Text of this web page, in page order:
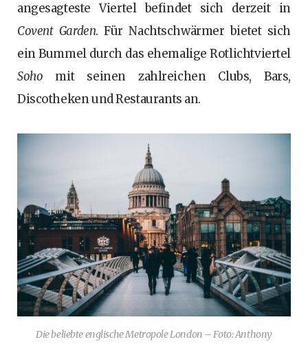
angesagteste Viertel befindet sich derzeit in
Covent Garden. Für Nachtschwärmer bietet sich
ein Bummel durch das ehemalige Rotlichtviertel
Soho mit seinen zahlreichen Clubs, Bars,
Discotheken und Restaurants an.
Die beliebte englische Metropole London – Foto: Anthony